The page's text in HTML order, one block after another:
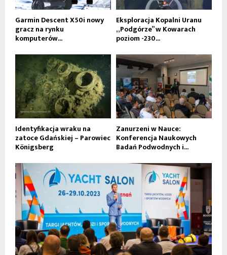
Garmin Descent X50i nowy
gracz na rynku
komputerów...
Eksploracja Kopalni Uranu
„Podgórze” w Kowarach
poziom -230...
Identyfikacja wraku na
zatoce Gdańskiej – Parowiec
Königsberg
Zanurzeni w Nauce:
Konferencja Naukowych
Badań Podwodnych i...